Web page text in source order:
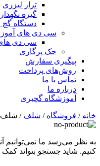
تراز لیزری
گیره
دستگاه گچ
سی دی های
سی دی
جک پرگاری
پیگیری سفارش
روش‌های پرداخت
تماس با ما
درباره ما
آموزشگاه گچبری
خانه / فروشگاه / شلف / شلف
به نظر می‌رسد ما نمی‌توانیم
کنیم. شاید جستجو بتواند کمک